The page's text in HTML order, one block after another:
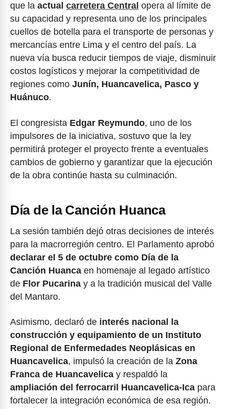
que la actual carretera Central opera al límite de
su capacidad y representa uno de los principales
cuellos de botella para el transporte de personas y
mercancías entre Lima y el centro del país. La
nueva vía busca reducir tiempos de viaje, disminuir
costos logísticos y mejorar la competitividad de
regiones como Junín, Huancavelica, Pasco y
Huánuco.
El congresista Edgar Reymundo, uno de los
impulsores de la iniciativa, sostuvo que la ley
permitirá proteger el proyecto frente a eventuales
cambios de gobierno y garantizar que la ejecución
de la obra continúe hasta su culminación.
Día de la Canción Huanca
La sesión también dejó otras decisiones de interés
para la macrorregión centro. El Parlamento aprobó
declarar el 5 de octubre como Día de la
Canción Huanca en homenaje al legado artístico
de Flor Pucarina y a la tradición musical del Valle
del Mantaro.
Asimismo, declaró de interés nacional la
construcción y equipamiento de un Instituto
Regional de Enfermedades Neoplásicas en
Huancavelica, impulsó la creación de la Zona
Franca de Huancavelica y respaldó la
ampliación del ferrocarril Huancavelica-Ica para
fortalecer la integración económica de esa región.